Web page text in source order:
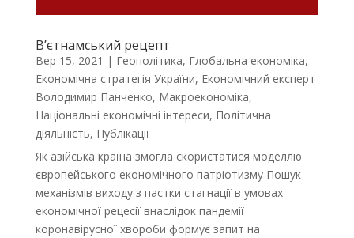
В’єтнамський рецепт
Вер 15, 2021 | Геополітика, Глобальна економіка,
Економічна стратегія України, Економічний експерт
Володимир Панченко, Макроекономіка,
Національні економічні інтереси, Політична
діяльність, Публікації
Як азійська країна змогла скористатися моделлю
європейського економічного патріотизму Пошук
механізмів виходу з пастки стагнації в умовах
економічної рецесії внаслідок пандемії
коронавірусної хвороби формує запит на